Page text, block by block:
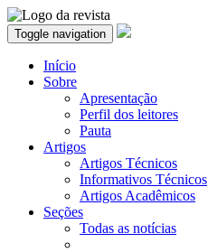
Toggle navigation
Início
Sobre
Apresentação
Perfil dos leitores
Pauta
Artigos
Artigos Técnicos
Informativos Técnicos
Artigos Acadêmicos
Seções
Todas as notícias